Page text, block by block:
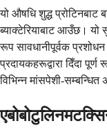
यो औषधि शुद्ध
ब्याक्टेरियाबाट आउँछ। यो
रूप सावधानीपूर्वक प्रशोधन
प्रदायकहरूद्वारा दिँदा
विभिन्न मांसपेशी-सम्बन्धित